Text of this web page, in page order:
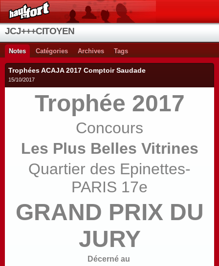
JCJ+++CITOYEN
Notes Catégories Archives Tags
Trophées ACAJA 2017 Comptoir Saudade
15/10/2017
Trophée 2017
Concours
Les Plus Belles Vitrines
Quartier des Epinettes-
PARIS 17e
GRAND PRIX DU
JURY
Décerné au